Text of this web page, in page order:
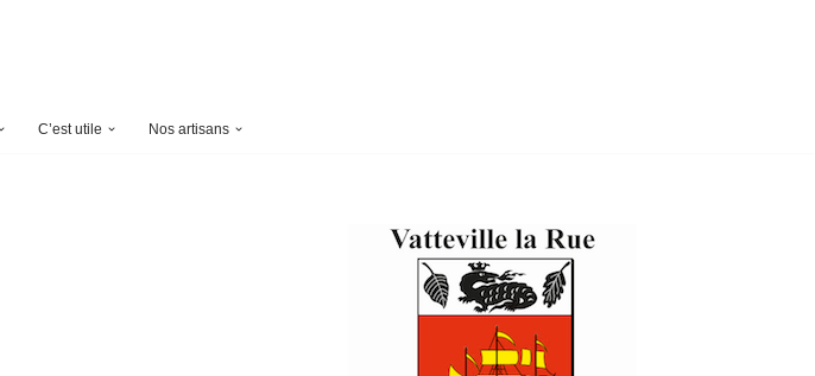
C’est utile Nos artisans